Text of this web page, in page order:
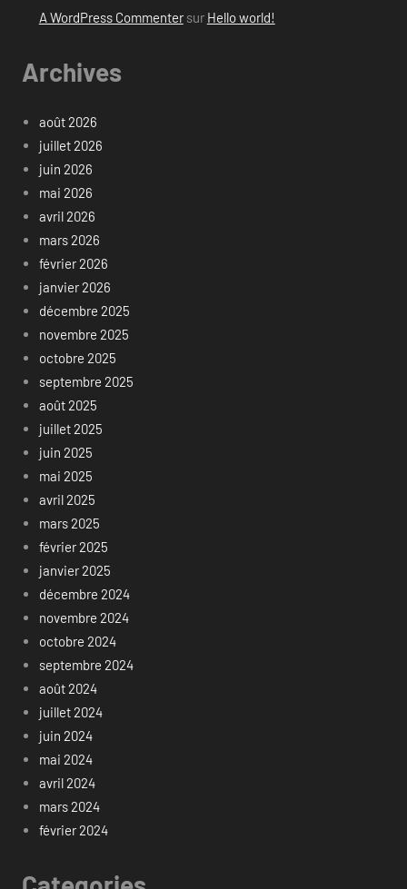
A WordPress Commentersur Hello world!
Archives
août 2026
juillet 2026
juin 2026
mai 2026
avril 2026
mars 2026
février 2026
janvier 2026
décembre 2025
novembre 2025
octobre 2025
septembre 2025
août 2025
juillet 2025
juin 2025
mai 2025
avril 2025
mars 2025
février 2025
janvier 2025
décembre 2024
novembre 2024
octobre 2024
septembre 2024
août 2024
juillet 2024
juin 2024
mai 2024
avril 2024
mars 2024
février 2024